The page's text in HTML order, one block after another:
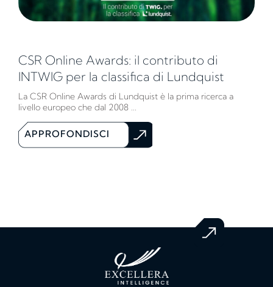
CSR Online Awards: il contributo di
INTWIG per la classifica di Lundquist
La CSR Online Awards di Lundquist è la prima ricerca a
livello europeo che dal 2008 ...
APPROFONDISCI